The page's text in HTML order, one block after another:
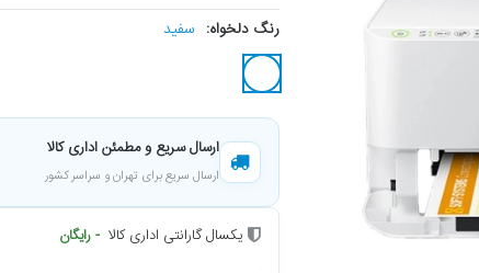
رنگ دلخواه: سفید
ارسال سریع و مطمئن اداری کالا
ارسال سریع برای تهران و سراسر کشور
یکسال گارانتی اداری کالا - رایگان